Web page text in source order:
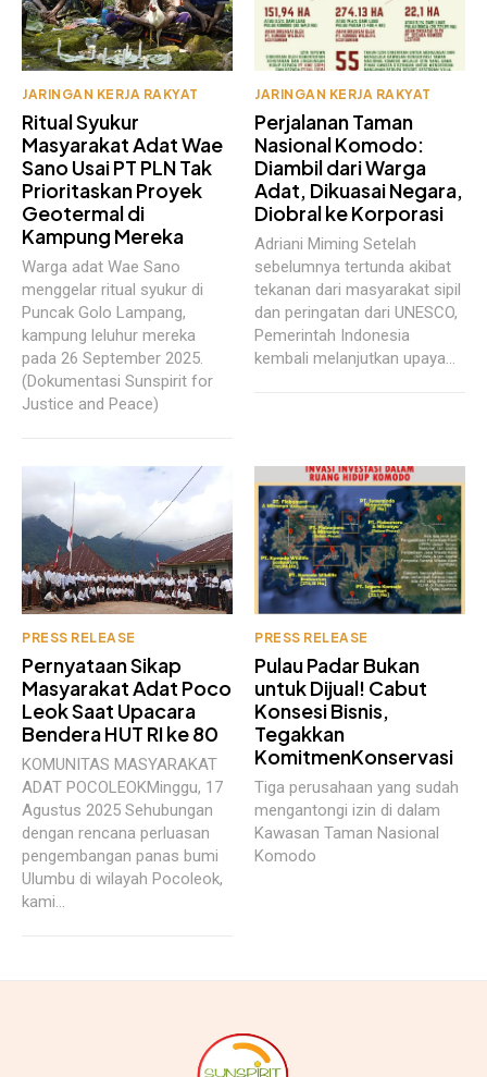
JARINGAN KERJA RAKYAT
Ritual Syukur
Masyarakat Adat Wae
Sano Usai PT PLN Tak
Prioritaskan Proyek
Geotermal di
Kampung Mereka
Warga adat Wae Sano
menggelar ritual syukur di
Puncak Golo Lampang,
kampung leluhur mereka
pada 26 September 2025.
(Dokumentasi Sunspirit for
Justice and Peace)
JARINGAN KERJA RAKYAT
Perjalanan Taman
Nasional Komodo:
Diambil dari Warga
Adat, Dikuasai Negara,
Diobral ke Korporasi
Adriani Miming Setelah
sebelumnya tertunda akibat
tekanan dari masyarakat sipil
dan peringatan dari UNESCO,
Pemerintah Indonesia
kembali melanjutkan upaya...
PRESS RELEASE
Pernyataan Sikap
Masyarakat Adat Poco
Leok Saat Upacara
Bendera HUT RI ke 80
KOMUNITAS MASYARAKAT
ADAT POCOLEOKMinggu, 17
Agustus 2025 Sehubungan
dengan rencana perluasan
pengembangan panas bumi
Ulumbu di wilayah Pocoleok,
kami...
PRESS RELEASE
Pulau Padar Bukan
untuk Dijual! Cabut
Konsesi Bisnis,
Tegakkan
KomitmenKonservasi
Tiga perusahaan yang sudah
mengantongi izin di dalam
Kawasan Taman Nasional
Komodo